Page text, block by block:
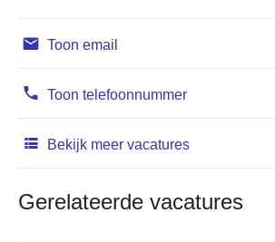
Toon email
Toon telefoonnummer
Bekijk meer vacatures
Gerelateerde vacatures